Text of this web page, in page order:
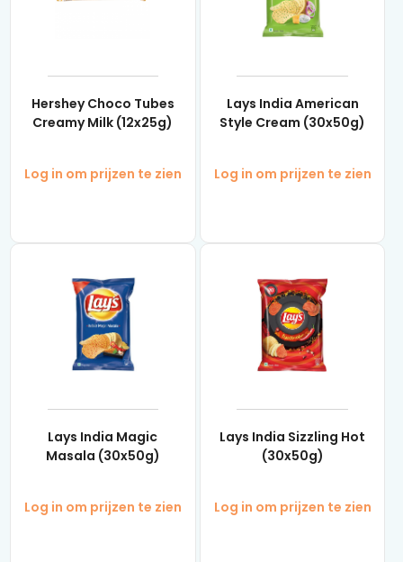
Hershey Choco Tubes
Creamy Milk (12x25g)
Log in om prijzen te zien
Lays India American
Style Cream (30x50g)
Log in om prijzen te zien
Lays India Magic
Masala (30x50g)
Log in om prijzen te zien
Lays India Sizzling Hot
(30x50g)
Log in om prijzen te zien